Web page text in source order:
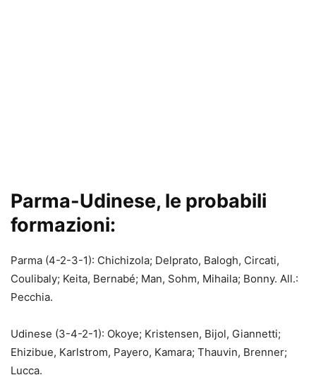
Parma-Udinese, le probabili
formazioni:
Parma (4-2-3-1): Chichizola; Delprato, Balogh, Circati,
Coulibaly; Keita, Bernabé; Man, Sohm, Mihaila; Bonny. All.:
Pecchia.
Udinese (3-4-2-1): Okoye; Kristensen, Bijol, Giannetti;
Ehizibue, Karlstrom, Payero, Kamara; Thauvin, Brenner;
Lucca.